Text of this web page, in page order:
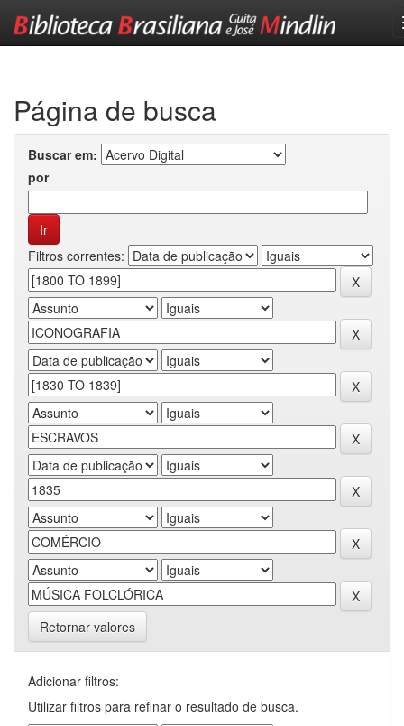
Página de busca
Buscar em:
por
Filtros correntes:
Retornar valores
Adicionar filtros:
Utilizar filtros para refinar o resultado de busca.